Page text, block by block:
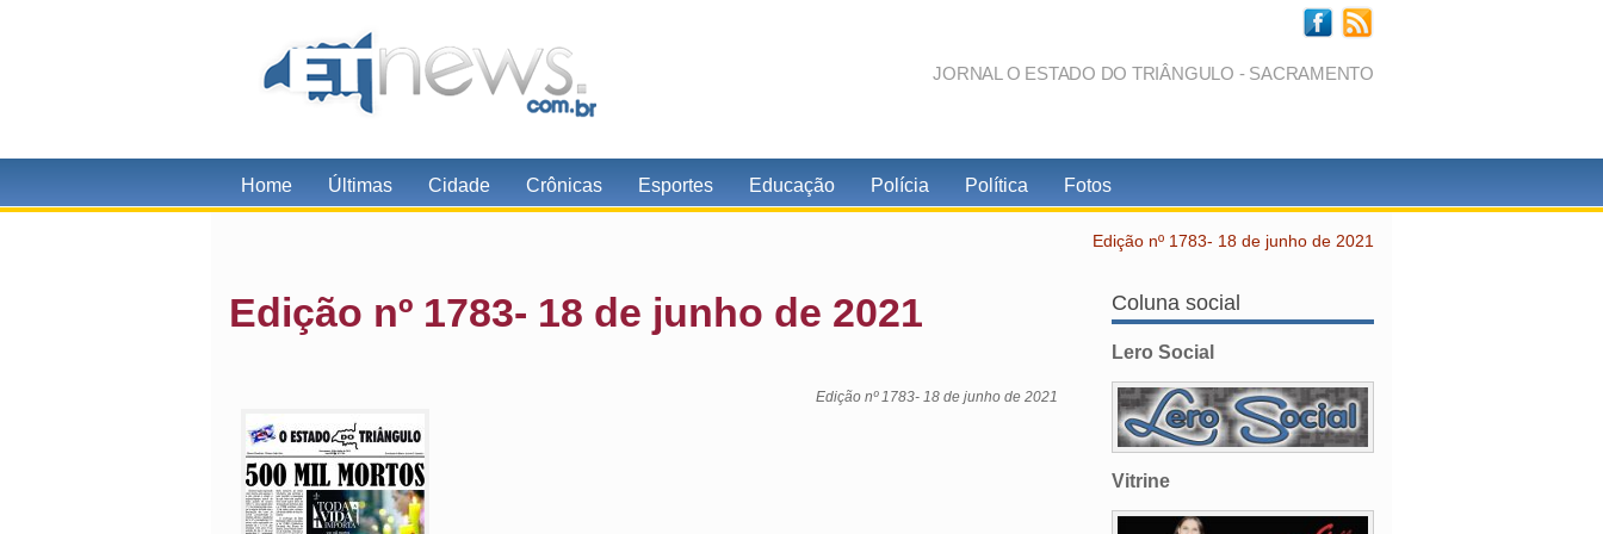
JORNAL O ESTADO DO TRIÂNGULO - SACRAMENTO
Home Últimas Cidade Crônicas Esportes Educação Polícia Política Fotos
Edição nº 1783- 18 de junho de 2021
Edição nº 1783- 18 de junho de 2021
Edição nº 1783- 18 de junho de 2021
Coluna social
Lero Social
Vitrine